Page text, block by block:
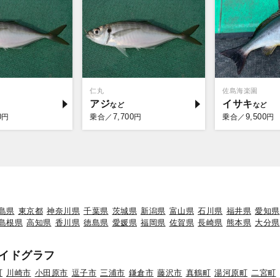
円
仁丸
アジ
乗合／ 7,700円
佐島海楽園
イサキ
乗合／ 9,500円
県 東京都 神奈川県 千葉県 茨城県 新潟県 富山県 石川県 福井県 愛知県
根県 高知県 香川県 徳島県 愛媛県 福岡県 佐賀県 長崎県 熊本県 大分県
ドグラフ
川崎市 小田原市 逗子市 三浦市 鎌倉市 藤沢市 真鶴町 湯河原町 二宮町